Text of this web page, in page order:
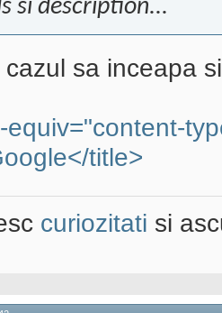
si description...
sa inceapa
equiv="content-
title>
curiozitati si